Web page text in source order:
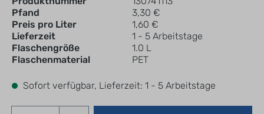
Pfand
3,30 €
Preis pro Liter
1,60 €
Lieferzeit
1 - 5 Arbeitstage
Flaschengröße
1.0 L
Flaschenmaterial
PET
Sofort verfügbar, Lieferzeit: 1 - 5 Arbeitstage